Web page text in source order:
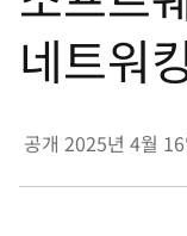
네트워
공개 2025년 4월 16